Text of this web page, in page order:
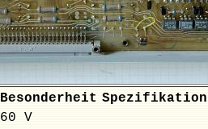
Besonderheit Spezifikation
60 V